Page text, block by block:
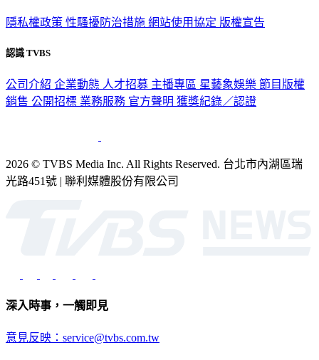
隱私權政策 性騷擾防治措施 網站使用協定 版權宣告
認識 TVBS
公司介紹 企業動態 人才招募 主播專區 星藝象娛樂 節目版權
銷售 公開招標 業務服務 官方聲明 獲獎紀錄／認證
2026 © TVBS Media Inc. All Rights Reserved. 台北市內湖區瑞
光路451號 | 聯利媒體股份有限公司
深入時事，一觸即見
意見反映：service@tvbs.com.tw